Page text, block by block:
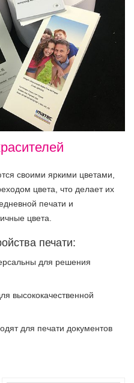
своими яркими цветами,
цвета, что делает их
печати и
цвета.
печати:
для решения
высококачественной
для печати документов